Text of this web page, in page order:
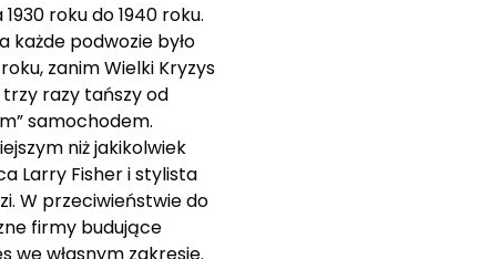
roku do 1940 roku.
każde podwozie było
zanim Wielki Kryzys
trzy razy tańszy od
samochodem.
niż jakikolwiek
Larry Fisher i stylista
W przeciwieństwie do
firmy budujące
we własnym zakresie.